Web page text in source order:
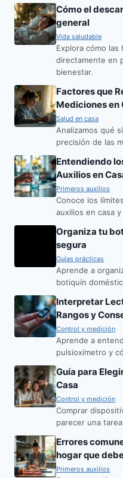
Cómo el
general
Vida saludable
Explora cómo
directamente en
bienestar.
Factores que
Mediciones en
Salud en casa
Analizamos qué
precisión de las
Entendiendo
Auxilios en
Primeros auxilios
Conoce los
auxilios en casa
Organiza tu
segura
Guías prácticas
Aprende a
botiquín
Interpretar
Rangos y
Control y medición
Aprende a
pulsioxímetro y
Guía para
Casa
Control y medición
Comprar
parecer una
Errores
hogar que
Primeros auxilios